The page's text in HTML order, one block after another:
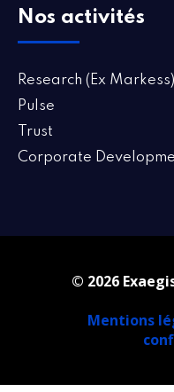
Nos activités
Research (Ex Markess)
Pulse
Trust
Corporate
© 2026
Mentions